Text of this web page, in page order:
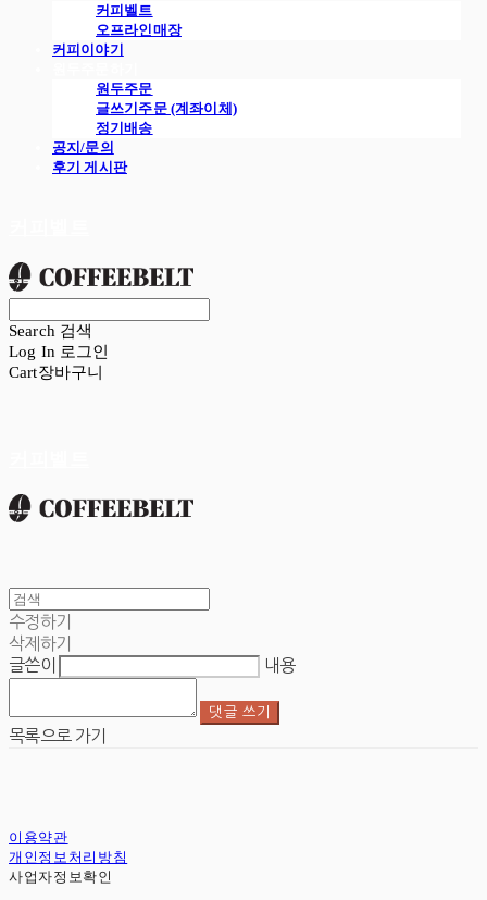
커피벨트
오프라인매장
커피이야기
원두주문
글쓰기주문 (계좌이체)
정기배송
공지/문의
후기 게시판
Search 검색
Log In 로그인
Cart장바구니
수정하기
삭제하기
글쓴이
내용
댓글 쓰기
목록으로 가기
이용약관
개인정보처리방침
사업자정보확인